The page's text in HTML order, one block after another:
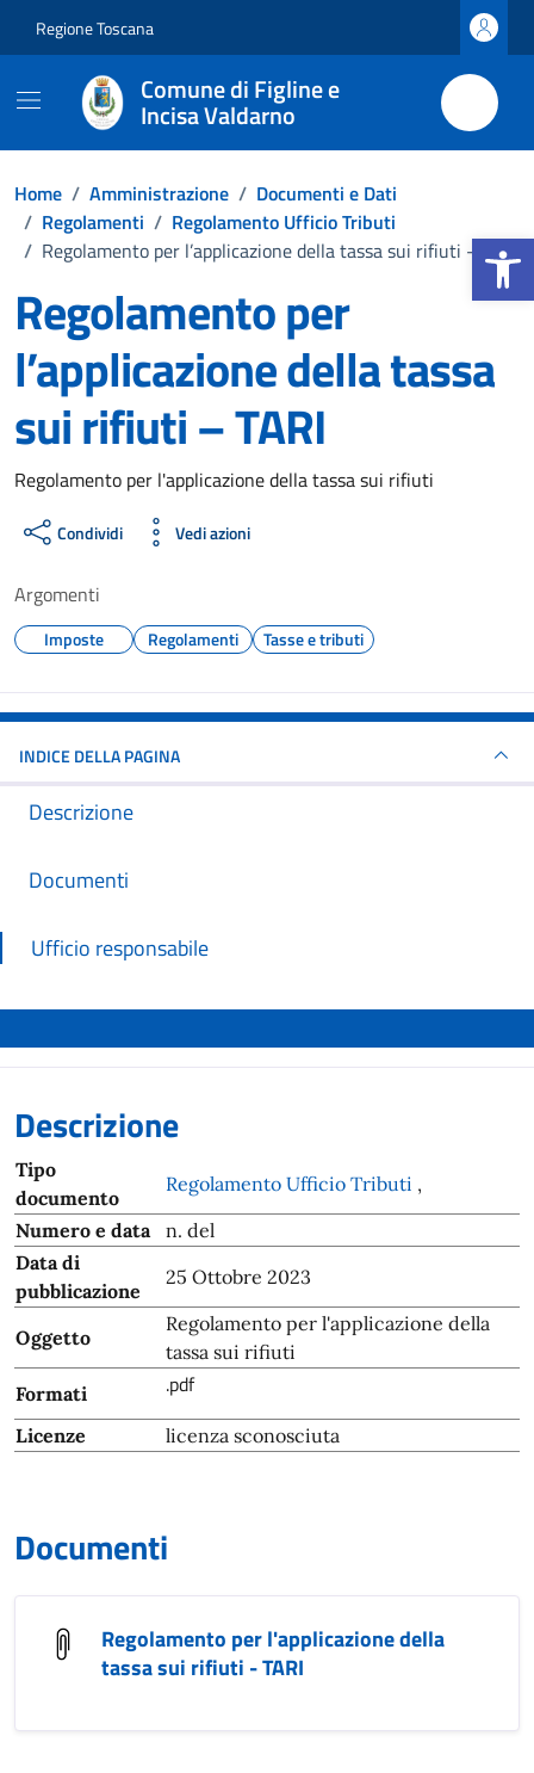
Apri la
Regione Toscana
Comune di Figline e
Incisa Valdarno
Home / Amministrazione / Documenti e Dati
/ Regolamenti / Regolamento Ufficio Tributi
/ Regolamento per l’applicazione della tassa sui rifiuti – TARI
Regolamento per
l’applicazione della tassa
sui rifiuti – TARI
Dettagli del documento
Regolamento per l'applicazione della tassa sui rifiuti
Condividi Vedi azioni
Argomenti
Imposte Regolamenti Tasse e tributi
INDICE DELLA PAGINA
Descrizione
Documenti
Ufficio responsabile
Descrizione
Tipo
documento
Regolamento Ufficio Tributi ,
Numero e data
n. del
Data di
pubblicazione
25 Ottobre 2023
Oggetto
Regolamento per l'applicazione della
tassa sui rifiuti
Formati
.pdf
Licenze licenza sconosciuta
Documenti
Regolamento per l'applicazione della
tassa sui rifiuti - TARI